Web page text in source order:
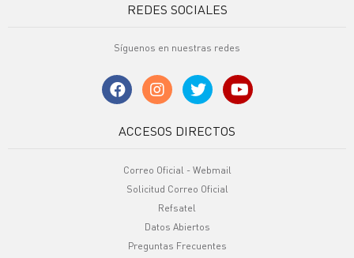
REDES SOCIALES
Síguenos en nuestras redes
ACCESOS DIRECTOS
Correo Oficial - Webmail
Solicitud Correo Oficial
Refsatel
Datos Abiertos
Preguntas Frecuentes